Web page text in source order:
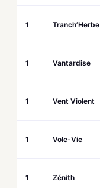
1 Tranch’Herbe
1 Vantardise
1 Vent Violent
1 Vole-Vie
1 Zénith